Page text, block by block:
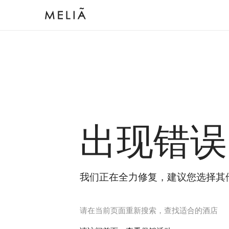
出现错误
我们正在全力修复，建议您选择其
请在当前页面重新搜索，查找适合的酒店